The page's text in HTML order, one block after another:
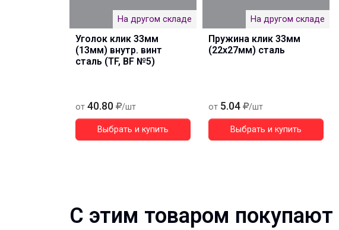
На другом складе
Уголок клик 33мм
(13мм) внутр. винт
сталь (TF, BF №5)
от 40.80 /шт
Выбрать и купить
На другом складе
Пружина клик 33мм
(22x27мм) сталь
от 5.04 /шт
Выбрать и купить
С этим товаром покупают